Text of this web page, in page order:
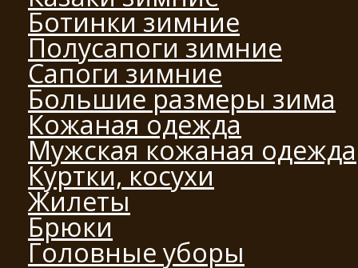
Ботинки зимние
Полусапоги зимние
Сапоги зимние
Большие размеры зима
Кожаная одежда
Мужская кожаная одежда
Куртки, косухи
Жилеты
Брюки
Головные уборы